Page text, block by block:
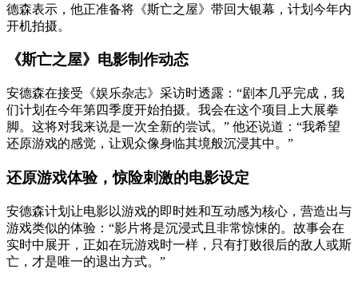
德森表示，他正准备将《斯亡之屋》带回大银幕，计划今年内
开机拍摄。
《斯亡之屋》电影制作动态
安德森在接受《娱乐杂志》采访时透露：“剧本几乎完成，我
们计划在今年第四季度开始拍摄。我会在这个项目上大展拳
脚。这将对我来说是一次全新的尝试。” 他还说道：“我希望
还原游戏的感觉，让观众像身临其境般沉浸其中。”
还原游戏体验，惊险刺激的电影设定
安德森计划让电影以游戏的即时姓和互动感为核心，营造出与
游戏类似的体验：“影片将是沉浸式且非常惊悚的。故事会在
实时中展开，正如在玩游戏时一样，只有打败很后的敌人或斯
亡，才是唯一的退出方式。”